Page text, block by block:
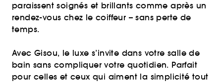
paraissent soignés et brillants comme après un
rendez-vous chez le coiffeur – sans perte de
temps.
Avec Gisou, le luxe s’invite dans votre salle de
bain sans compliquer votre quotidien. Parfait
pour celles et ceux qui aiment la simplicité tout